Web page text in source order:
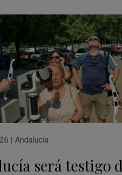
| Andalucía
será testigo